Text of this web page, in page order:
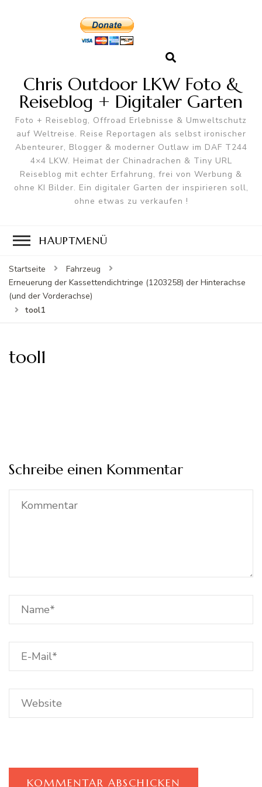
Chris Outdoor LKW Foto &
Reiseblog + Digitaler Garten
Foto + Reiseblog, Offroad Erlebnisse & Umweltschutz
auf Weltreise. Reise Reportagen als selbst ironischer
Abenteurer, Blogger & moderner Outlaw im DAF T244
4×4 LKW. Heimat der Chinadrachen & Tiny URL
Reiseblog mit echter Erfahrung, frei von Werbung &
ohne KI Bilder. Ein digitaler Garten der inspirieren soll,
ohne etwas zu verkaufen !
HAUPTMENÜ
Startseite
Fahrzeug
Erneuerung der Kassettendichtringe (1203258) der Hinterachse
(und der Vorderachse)
tool1
tool1
Schreibe einen Kommentar